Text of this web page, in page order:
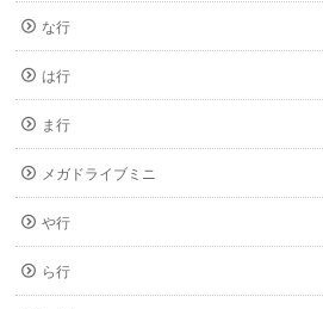
な行
は行
ま行
メガドライブミニ
や行
ら行